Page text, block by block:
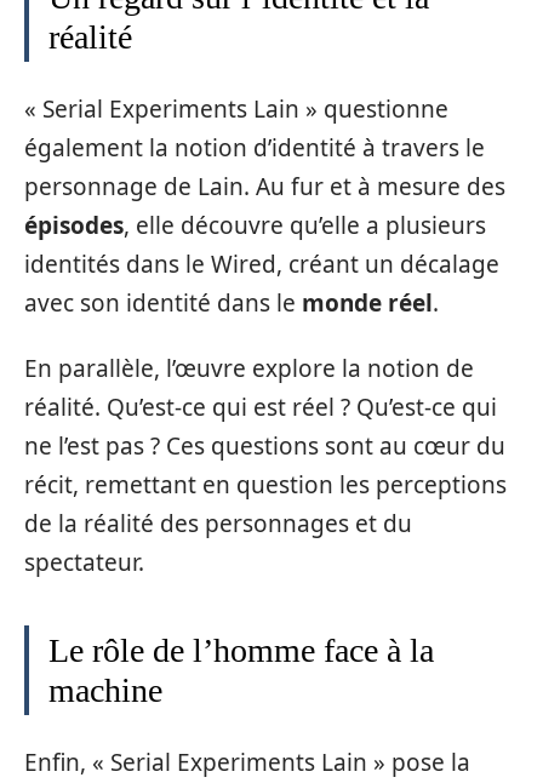
réalité
« Serial Experiments Lain » questionne
également la notion d’identité à travers le
personnage de Lain. Au fur et à mesure des
épisodes, elle découvre qu’elle a plusieurs
identités dans le Wired, créant un décalage
avec son identité dans le monde réel.
En parallèle, l’œuvre explore la notion de
réalité. Qu’est-ce qui est réel ? Qu’est-ce qui
ne l’est pas ? Ces questions sont au cœur du
récit, remettant en question les perceptions
de la réalité des personnages et du
spectateur.
Le rôle de l’homme face à la
machine
Enfin, « Serial Experiments Lain » pose la